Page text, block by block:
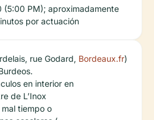
(5:00 PM); aproximadamente
por actuación
rue Godard,
en interior en
de L’Inox
tiempo o
Bordeaux.fr)